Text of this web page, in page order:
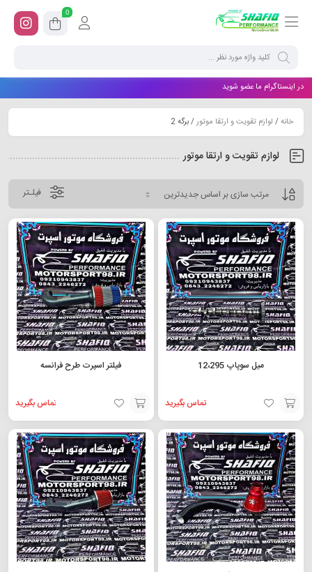
0
در اینستاگرام ما عضو شوید
خانه/ لوازم تقویت و ارتقا موتور/ برگه 2
لوازم تقویت و ارتقا موتور
فیلـتر
میل سوپاپ 12،295
تماس بگیرید
افزودن
به
سبد
فیلتر اسپرت طرح فرانسه
تماس بگیرید
افزودن
به
سبد